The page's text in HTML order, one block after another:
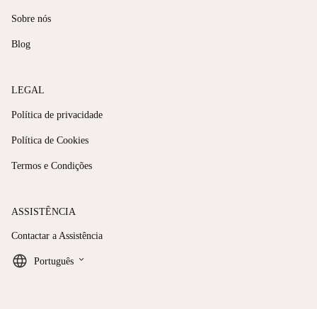
Sobre nós
Blog
LEGAL
Política de privacidade
Política de Cookies
Termos e Condições
ASSISTÊNCIA
Contactar a Assistência
Português keyboard_arrow_down